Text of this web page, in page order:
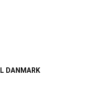
DANMARK